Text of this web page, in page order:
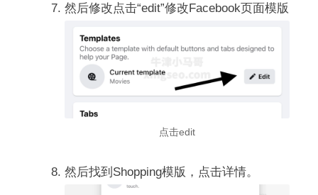
然后修改点击“edit”修改Facebook页面模版
点击edit
然后找到Shopping模版，点击详情。